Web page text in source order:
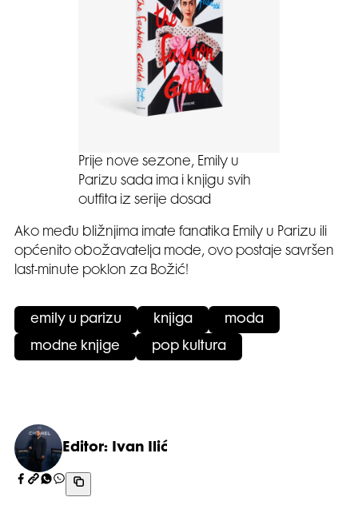
Prije nove sezone, Emily u
Parizu sada ima i knjigu svih
outfita iz serije dosad
Ako među bližnjima imate fanatika Emily u Parizu ili
općenito obožavatelja mode, ovo postaje savršen
last-minute poklon za Božić!
emily u parizu knjiga moda
modne knjige pop kultura
Editor: Ivan Ilić